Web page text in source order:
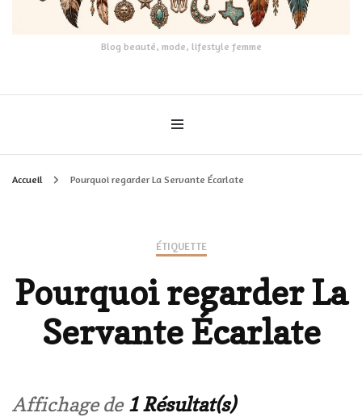
Blog beauté, mode, lifestyle femme
Accueil Pourquoi regarder La Servante Écarlate
ÉTIQUETTE
Pourquoi regarder La
Servante Écarlate
Affichage de 1 Résultat(s)